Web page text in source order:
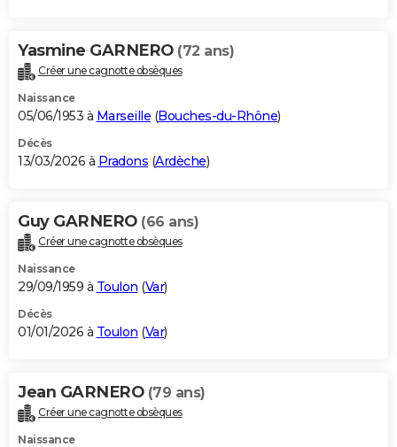
Yasmine GARNERO (72 ans)
Créer une cagnotte obsèques
Naissance
05/06/1953 à Marseille (Bouches-du-Rhône)
Décès
13/03/2026 à Pradons (Ardèche)
Guy GARNERO (66 ans)
Créer une cagnotte obsèques
Naissance
29/09/1959 à Toulon (Var)
Décès
01/01/2026 à Toulon (Var)
Jean GARNERO (79 ans)
Créer une cagnotte obsèques
Naissance